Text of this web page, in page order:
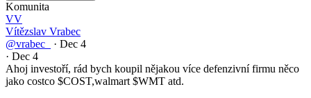
Komunita
VV
Vítězslav Vrabec
@vrabec_
· Dec 4
· Dec 4
Ahoj investoří, rád bych koupil nějakou více defenzivní firmu něco
jako costco $COST,walmart $WMT atd.